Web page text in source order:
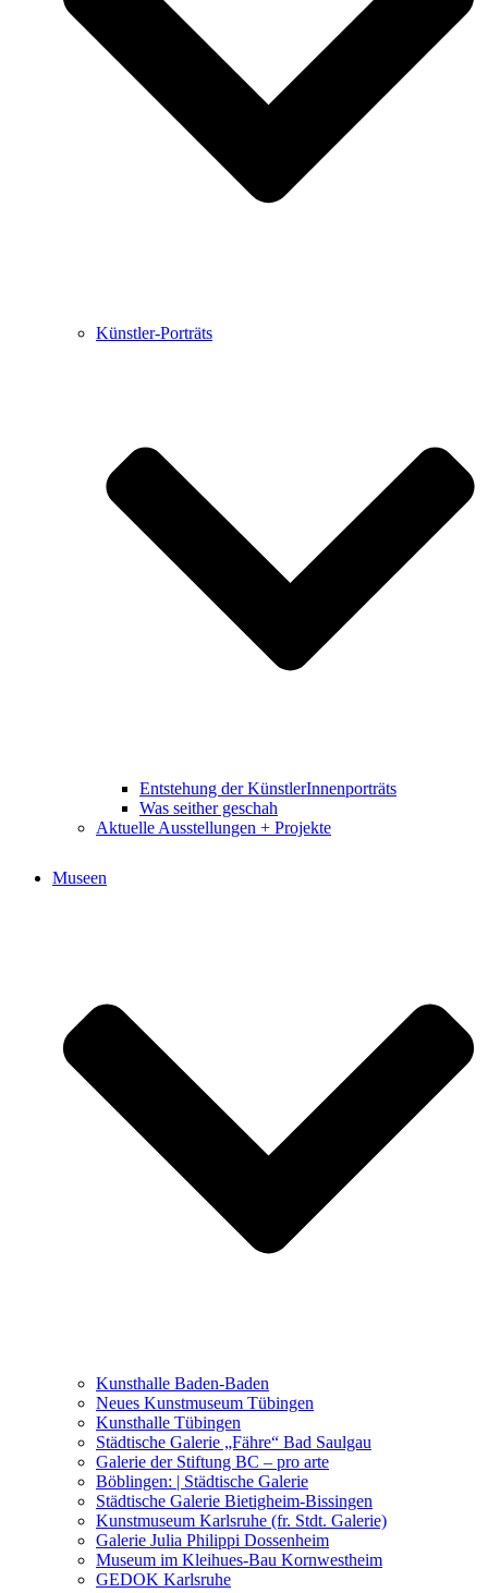
Künstler-Porträts
Entstehung der KünstlerInnenporträts
Was seither geschah
Aktuelle Ausstellungen + Projekte
Was seither geschah
Kunstwettbewerbe, Ausschreibungen für Künstler
Museen
Kunsthalle Baden-Baden
Neues Kunstmuseum Tübingen
Kunsthalle Tübingen
Städtische Galerie „Fähre“ Bad Saulgau
Galerie der Stiftung BC – pro arte
Böblingen: | Städtische Galerie
Städtische Galerie Bietigheim-Bissingen
Kunstmuseum Karlsruhe (fr. Stdt. Galerie)
Galerie Julia Philippi Dossenheim
Museum im Kleihues-Bau Kornwestheim
GEDOK Karlsruhe